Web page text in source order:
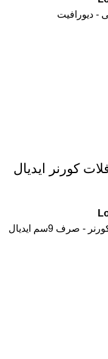
- ديورافيت
كورنر ايديال
- صرف 9سم ايديال